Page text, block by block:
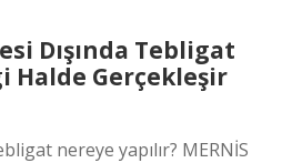
Dışında Tebligat
Halde Gerçekleşir
nereye yapılır? MERNİS